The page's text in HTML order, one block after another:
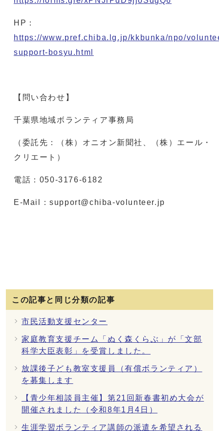
HP：
https://www.pref.chiba.lg.jp/kkbunka/npo/
support-bosyu.html
【問い合わせ】
千葉県地域ボランティア事務局
（委託先：（株）オニオン新聞社、（株）エール・
クリエート）
電話：050-3176-6182
E-Mail：support@chiba-volunteer.jp
この記事と同じ分類の記事
市民活動支援センター
家庭教育支援チーム「ぬく森くらぶ」が「文部
科学大臣表彰」を受賞しました。
放課後子ども教室支援員（有償ボランティア）
を募集します
【青少年相談員主催】第21回新春書初め大会が
開催されました（令和8年1月4日）
生涯学習ボランティア講師の派遣を希望される